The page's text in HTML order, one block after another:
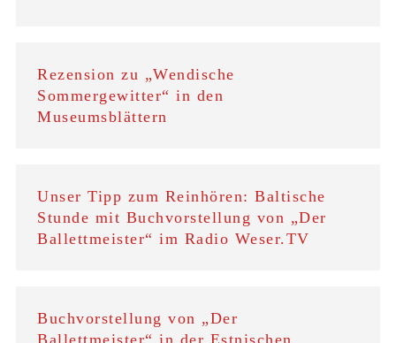
Rezension zu „Wendische
Sommergewitter“ in den
Museumsblättern
Unser Tipp zum Reinhören: Baltische
Stunde mit Buchvorstellung von „Der
Ballettmeister“ im Radio Weser.TV
Buchvorstellung von „Der
Ballettmeister“ in der Estnischen